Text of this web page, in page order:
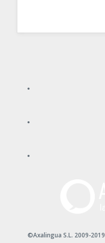
©Axalingua S.L. 2009-2019